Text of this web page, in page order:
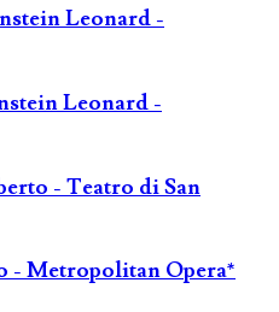
Leonard -
Leonard -
- Teatro di San
- Metropolitan Opera*